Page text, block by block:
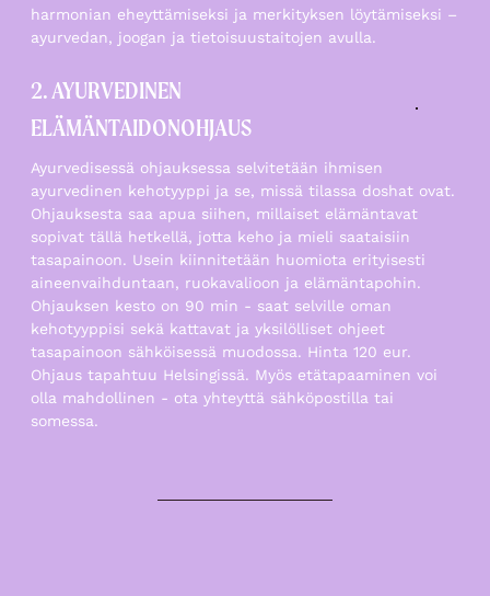
harmonian eheyttämiseksi ja merkityksen löytämiseksi –
ayurvedan, joogan ja tietoisuustaitojen avulla.
2. AYURVEDINEN
ELÄMÄNTAIDONOHJAUS
Ayurvedisessä ohjauksessa selvitetään ihmisen
ayurvedinen kehotyyppi ja se, missä tilassa doshat ovat.
Ohjauksesta saa apua siihen, millaiset elämäntavat
sopivat tällä hetkellä, jotta keho ja mieli saataisiin
tasapainoon. Usein kiinnitetään huomiota erityisesti
aineenvaihduntaan, ruokavalioon ja elämäntapohin.
Ohjauksen kesto on 90 min - saat selville oman
kehotyyppisi sekä kattavat ja yksilölliset ohjeet
tasapainoon sähköisessä muodossa. Hinta 120 eur.
Ohjaus tapahtuu Helsingissä. Myös etätapaaminen voi
olla mahdollinen - ota yhteyttä sähköpostilla tai
somessa.